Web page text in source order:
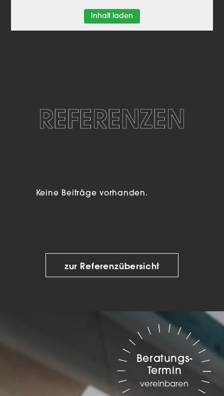
Inhalt laden
REFERENZEN
Keine Beiträge vorhanden.
zur Referenzübersicht
Beratungs-
Termin
vereinbaren